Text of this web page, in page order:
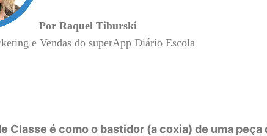
Por Raquel Tiburski
e Vendas do superApp Diário Escola
Classe é como o bastidor (a coxia) de uma peça